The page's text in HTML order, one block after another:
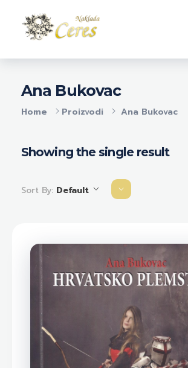
Home Proizvodi Ana Bukovac
Ana Bukovac
Showing the single result
Sort By: Default